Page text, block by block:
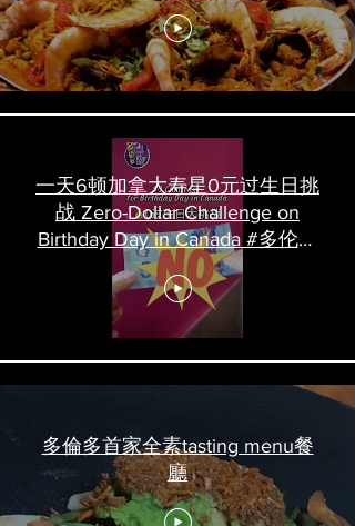
一天6顿加拿大寿星0元过生日挑
战 Zero-Dollar Challenge on
Birthday Day in Canada #多伦多
吃喝玩乐 #多伦多美食
#torontofood
多倫多首家全素tasting menu餐
廳